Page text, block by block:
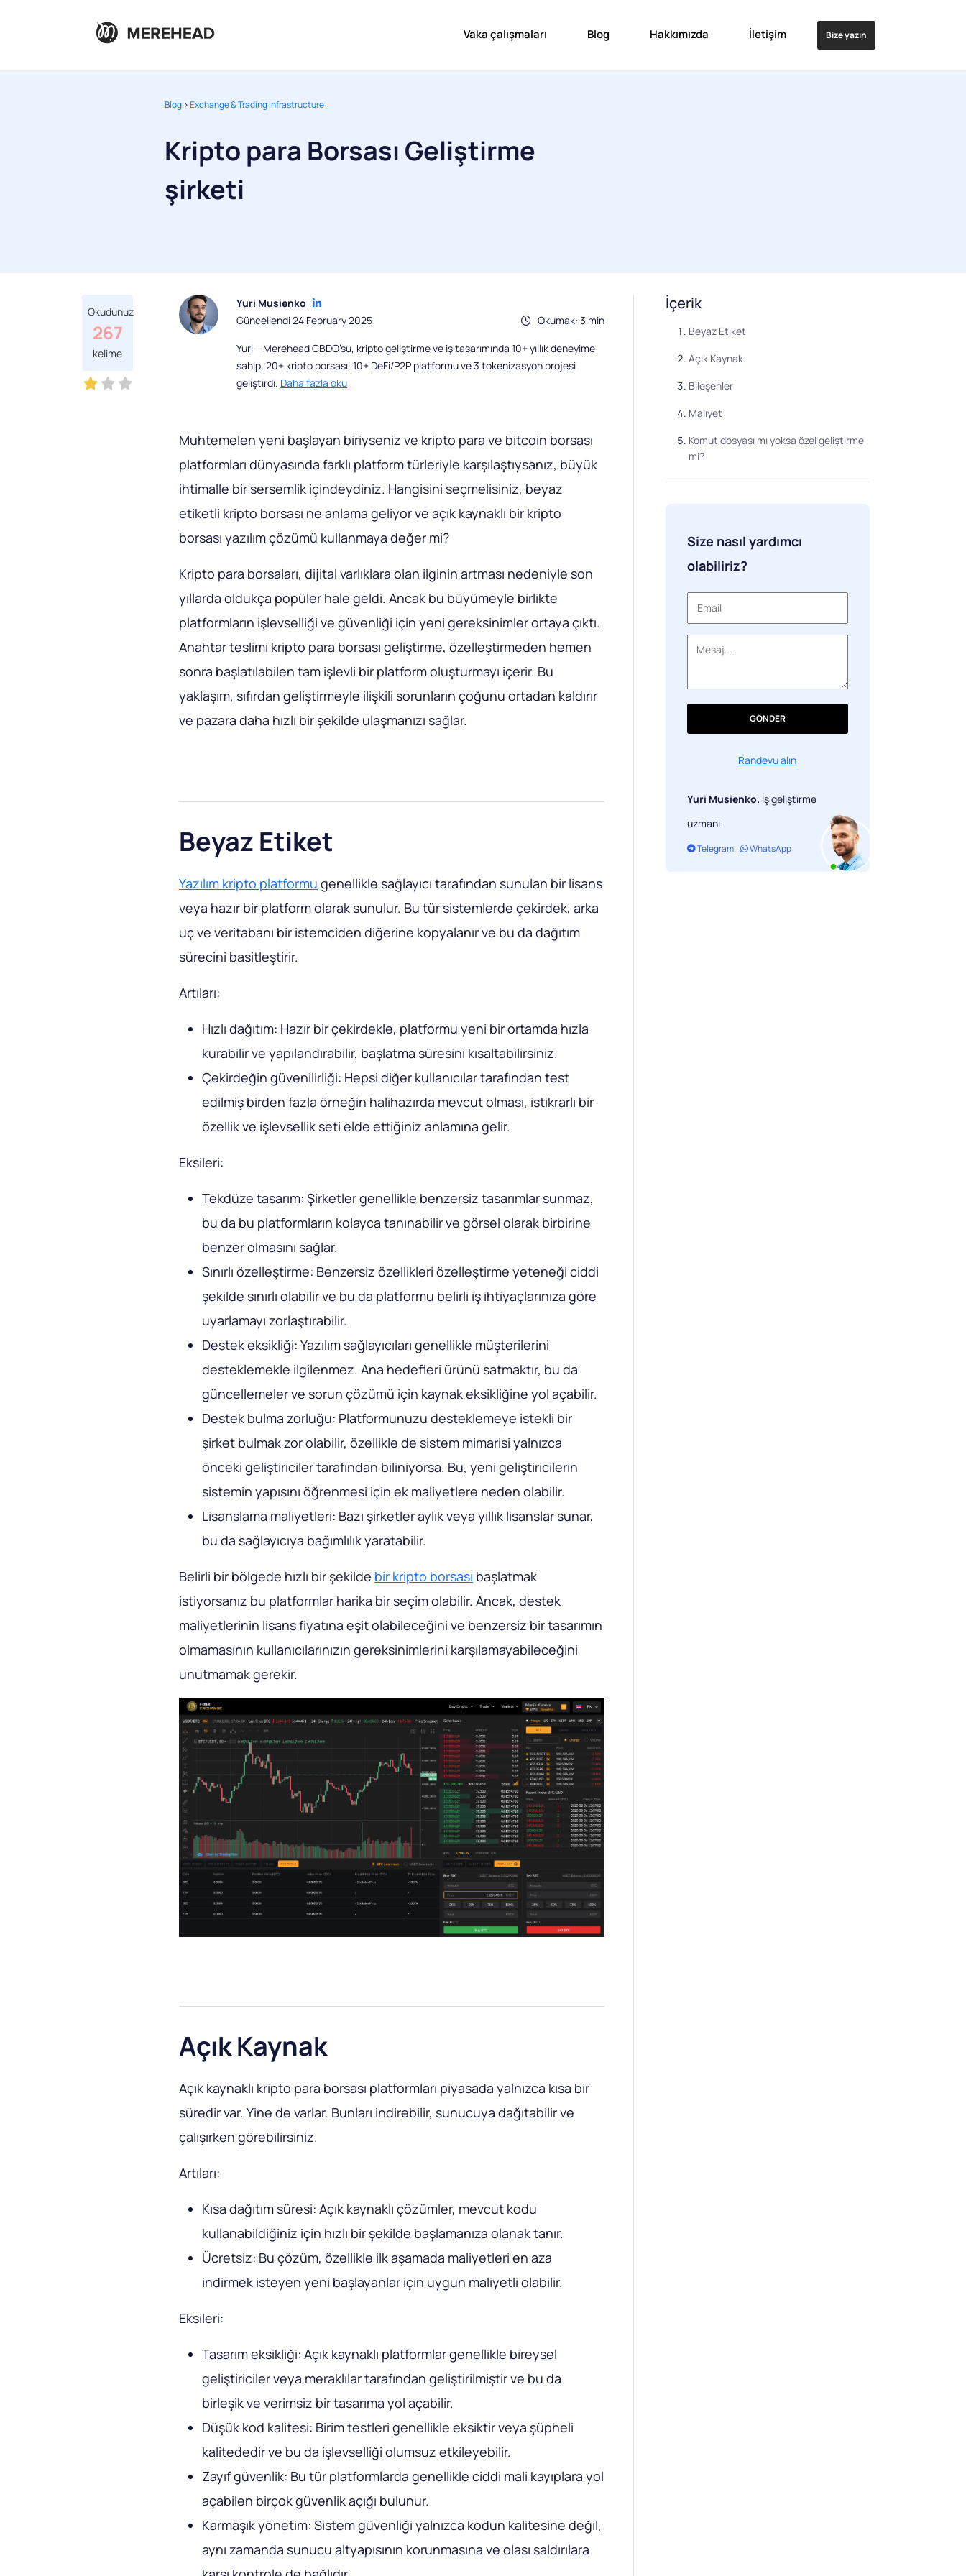
Vaka çalışmaları Blog Hakkımızda İletişim Bize yazın
Blog >Exchange & Trading Infrastructure
Kripto para Borsası Geliştirme
şirketi
Okudunuz
267
kelime
Yuri Musienko
Okumak: 3 min
Güncellendi 24 February 2025
Yuri – Merehead CBDO’su, kripto geliştirme ve iş tasarımında 10+ yıllık deneyime
sahip. 20+ kripto borsası, 10+ DeFi/P2P platformu ve 3 tokenizasyon projesi
geliştirdi. Daha fazla oku
Muhtemelen yeni başlayan biriyseniz ve kripto para ve bitcoin borsası
platformları dünyasında farklı platform türleriyle karşılaştıysanız, büyük
ihtimalle bir sersemlik içindeydiniz. Hangisini seçmelisiniz, beyaz
etiketli kripto borsası ne anlama geliyor ve açık kaynaklı bir kripto
borsası yazılım çözümü kullanmaya değer mi?
Kripto para borsaları, dijital varlıklara olan ilginin artması nedeniyle son
yıllarda oldukça popüler hale geldi. Ancak bu büyümeyle birlikte
platformların işlevselliği ve güvenliği için yeni gereksinimler ortaya çıktı.
Anahtar teslimi kripto para borsası geliştirme, özelleştirmeden hemen
sonra başlatılabilen tam işlevli bir platform oluşturmayı içerir. Bu
yaklaşım, sıfırdan geliştirmeyle ilişkili sorunların çoğunu ortadan kaldırır
ve pazara daha hızlı bir şekilde ulaşmanızı sağlar.
Beyaz Etiket
Yazılım kripto platformu genellikle sağlayıcı tarafından sunulan bir lisans
veya hazır bir platform olarak sunulur. Bu tür sistemlerde çekirdek, arka
uç ve veritabanı bir istemciden diğerine kopyalanır ve bu da dağıtım
sürecini basitleştirir.
Artıları:
Hızlı dağıtım: Hazır bir çekirdekle, platformu yeni bir ortamda hızla
kurabilir ve yapılandırabilir, başlatma süresini kısaltabilirsiniz.
Çekirdeğin güvenilirliği: Hepsi diğer kullanıcılar tarafından test
edilmiş birden fazla örneğin halihazırda mevcut olması, istikrarlı bir
özellik ve işlevsellik seti elde ettiğiniz anlamına gelir.
Eksileri:
Tekdüze tasarım: Şirketler genellikle benzersiz tasarımlar sunmaz,
bu da bu platformların kolayca tanınabilir ve görsel olarak birbirine
benzer olmasını sağlar.
Sınırlı özelleştirme: Benzersiz özellikleri özelleştirme yeteneği ciddi
şekilde sınırlı olabilir ve bu da platformu belirli iş ihtiyaçlarınıza göre
uyarlamayı zorlaştırabilir.
Destek eksikliği: Yazılım sağlayıcıları genellikle müşterilerini
desteklemekle ilgilenmez. Ana hedefleri ürünü satmaktır, bu da
güncellemeler ve sorun çözümü için kaynak eksikliğine yol açabilir.
Destek bulma zorluğu: Platformunuzu desteklemeye istekli bir
şirket bulmak zor olabilir, özellikle de sistem mimarisi yalnızca
önceki geliştiriciler tarafından biliniyorsa. Bu, yeni geliştiricilerin
sistemin yapısını öğrenmesi için ek maliyetlere neden olabilir.
Lisanslama maliyetleri: Bazı şirketler aylık veya yıllık lisanslar sunar,
bu da sağlayıcıya bağımlılık yaratabilir.
Belirli bir bölgede hızlı bir şekilde bir kripto borsası başlatmak
istiyorsanız bu platformlar harika bir seçim olabilir. Ancak, destek
maliyetlerinin lisans fiyatına eşit olabileceğini ve benzersiz bir tasarımın
olmamasının kullanıcılarınızın gereksinimlerini karşılamayabileceğini
unutmamak gerekir.
Açık Kaynak
Açık kaynaklı kripto para borsası platformları piyasada yalnızca kısa bir
süredir var. Yine de varlar. Bunları indirebilir, sunucuya dağıtabilir ve
çalışırken görebilirsiniz.
Artıları:
Kısa dağıtım süresi: Açık kaynaklı çözümler, mevcut kodu
kullanabildiğiniz için hızlı bir şekilde başlamanıza olanak tanır.
Ücretsiz: Bu çözüm, özellikle ilk aşamada maliyetleri en aza
indirmek isteyen yeni başlayanlar için uygun maliyetli olabilir.
Eksileri:
Tasarım eksikliği: Açık kaynaklı platformlar genellikle bireysel
geliştiriciler veya meraklılar tarafından geliştirilmiştir ve bu da
birleşik ve verimsiz bir tasarıma yol açabilir.
Düşük kod kalitesi: Birim testleri genellikle eksiktir veya şüpheli
kalitededir ve bu da işlevselliği olumsuz etkileyebilir.
Zayıf güvenlik: Bu tür platformlarda genellikle ciddi mali kayıplara yol
açabilen birçok güvenlik açığı bulunur.
Karmaşık yönetim: Sistem güvenliği yalnızca kodun kalitesine değil,
aynı zamanda sunucu altyapısının korunmasına ve olası saldırılara
İçerik
Beyaz Etiket
Açık Kaynak
Bileşenler
Maliyet
Komut dosyası mı yoksa özel geliştirme
mi?
Size nasıl yardımcı
olabiliriz?
GÖNDER
Randevu alın
Yuri Musienko. İş geliştirme
uzmanı
Telegram WhatsApp